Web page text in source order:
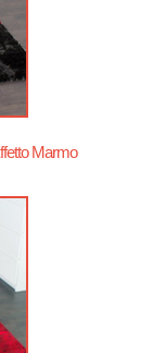
Marmo